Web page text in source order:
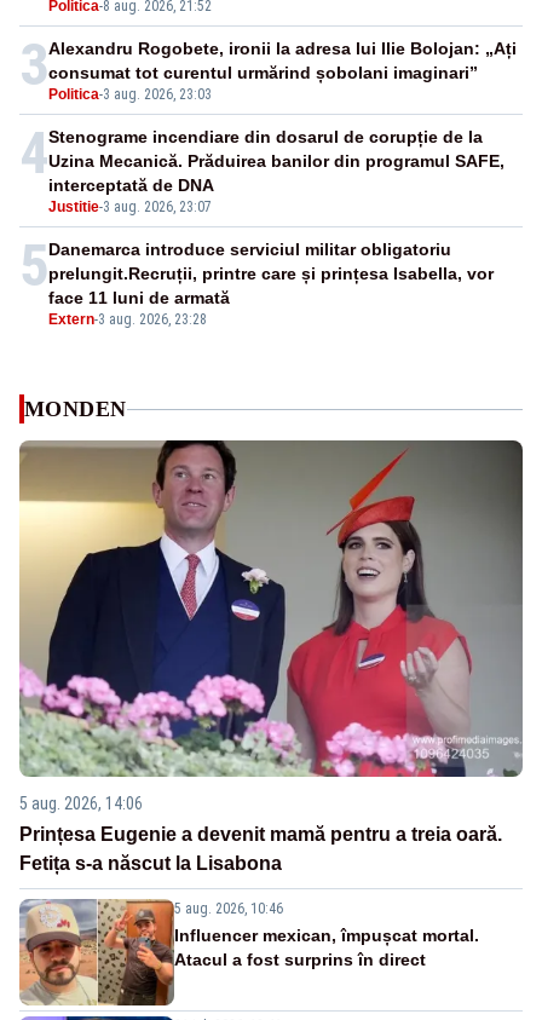
Politica-8 aug. 2026, 21:52
3 Politica-3 aug. 2026, 23:03
Alexandru Rogobete, ironii la adresa lui Ilie Bolojan: „Ați
consumat tot curentul urmărind șobolani imaginari”
4
Justitie-3 aug. 2026, 23:07
Stenograme incendiare din dosarul de corupție de la
Uzina Mecanică. Prăduirea banilor din programul SAFE,
interceptată de DNA
5
Extern-3 aug. 2026, 23:28
Danemarca introduce serviciul militar obligatoriu
prelungit.Recruții, printre care și prințesa Isabella, vor
face 11 luni de armată
MONDEN
5 aug. 2026, 14:06
Prințesa Eugenie a devenit mamă pentru a treia oară.
Fetița s-a născut la Lisabona
5 aug. 2026, 10:46
Influencer mexican, împușcat mortal.
Atacul a fost surprins în direct